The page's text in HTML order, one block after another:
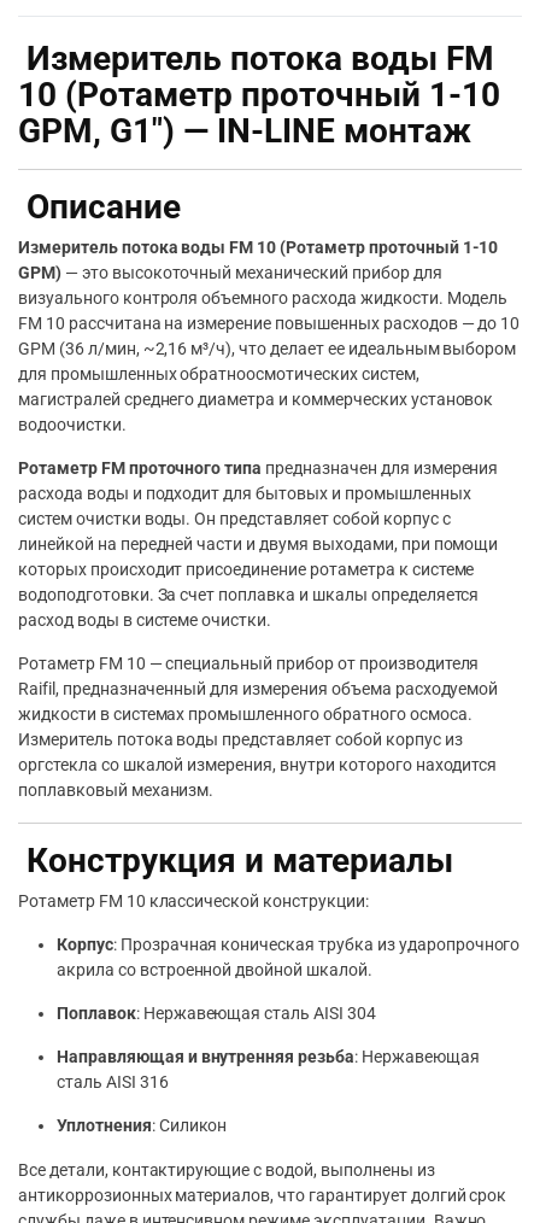
Измеритель потока воды FM
10 (Ротаметр проточный 1-10
GPM, G1″) — IN-LINE монтаж
Описание
Измеритель потока воды FM 10 (Ротаметр проточный 1-10
GPM)— это высокоточный механический прибор для
визуального контроля объемного расхода жидкости. Модель
FM 10 рассчитана на измерение повышенных расходов — до 10
GPM (36 л/мин, ~2,16 м³/ч), что делает ее идеальным выбором
для промышленных обратноосмотических систем,
магистралей среднего диаметра и коммерческих установок
водоочистки.
Ротаметр FM проточного типа предназначен для измерения
расхода воды и подходит для бытовых и промышленных
систем очистки воды. Он представляет собой корпус с
линейкой на передней части и двумя выходами, при помощи
которых происходит присоединение ротаметра к системе
водоподготовки. За счет поплавка и шкалы определяется
расход воды в системе очистки.
Ротаметр FM 10 — специальный прибор от производителя
Raifil, предназначенный для измерения объема расходуемой
жидкости в системах промышленного обратного осмоса.
Измеритель потока воды представляет собой корпус из
оргстекла со шкалой измерения, внутри которого находится
поплавковый механизм.
Конструкция и материалы
Ротаметр FM 10 классической конструкции:
Корпус: Прозрачная коническая трубка из ударопрочного
акрила со встроенной двойной шкалой.
Поплавок: Нержавеющая сталь AISI 304
Направляющая и внутренняя резьба: Нержавеющая
сталь AISI 316
Уплотнения: Силикон
Все детали, контактирующие с водой, выполнены из
антикоррозионных материалов, что гарантирует долгий срок